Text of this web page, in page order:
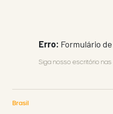
Erro: Formulário
Siga nosso escritório
Brasil